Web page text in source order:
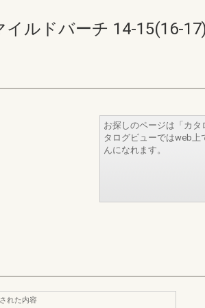
ルドバーチ 14-15(16-
お探しのページは「カ
タログビューではweb上
んになれます。
れた内容